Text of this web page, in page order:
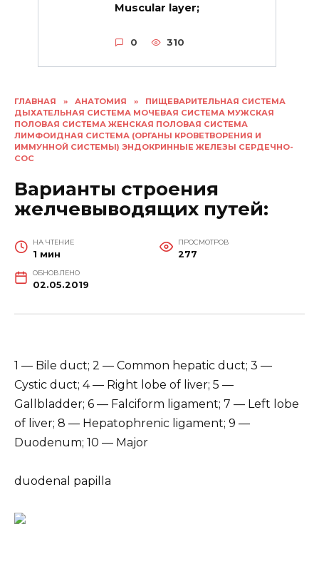
ГЛАВНАЯ » АНАТОМИЯ »
ПИЩЕВАРИТЕЛЬНАЯ СИСТЕМА
ДЫХАТЕЛЬНАЯ СИСТЕМА МОЧЕВАЯ СИСТЕМА МУЖСКАЯ
ПОЛОВАЯ СИСТЕМА ЖЕНСКАЯ ПОЛОВАЯ СИСТЕМА
ЛИМФОИДНАЯ СИСТЕМА (ОРГАНЫ КРОВЕТВОРЕНИЯ И
ИММУННОЙ СИСТЕМЫ) ЭНДОКРИННЫЕ ЖЕЛЕЗЫ СЕРДЕЧНО-
СОС
Варианты строения
желчевыводящих путей:
НА ЧТЕНИЕ
1 мин
ПРОСМОТРОВ
277
ОБНОВЛЕНО
02.05.2019
1 — Bile duct; 2 — Common hepatic duct; 3 —
Cystic duct; 4 — Right lobe of liver; 5 —
Gallbladder; 6 — Falciform ligament; 7 — Left lobe
of liver; 8 — Hepatophrenic ligament; 9 —
Duodenum; 10 — Major
duodenal papilla
Muscular layer;
0 310